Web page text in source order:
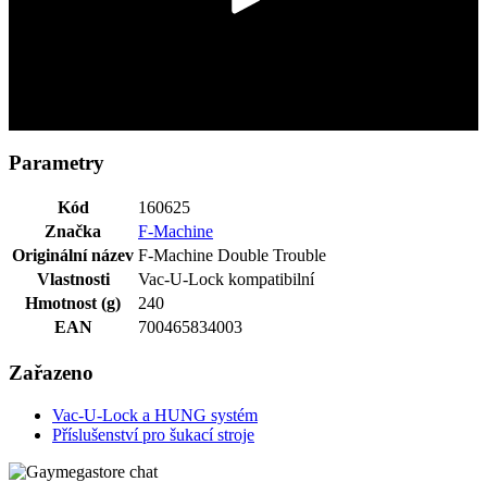
Parametry
Kód
160625
Značka
F-Machine
Originální název F-Machine Double Trouble
Vlastnosti
Vac-U-Lock kompatibilní
Hmotnost (g)
240
EAN
700465834003
Zařazeno
Vac-U-Lock a HUNG systém
Příslušenství pro šukací stroje